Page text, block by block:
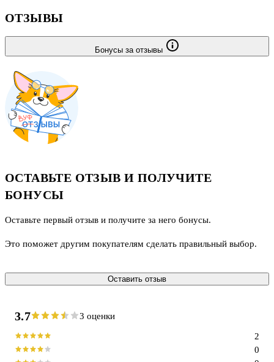
ОТЗЫВЫ
Бонусы за отзывы
ОСТАВЬТЕ ОТЗЫВ И ПОЛУЧИТЕ
БОНУСЫ
Оставьте первый отзыв и получите за него бонусы.
Это поможет другим покупателям сделать правильный выбор.
Оставить отзыв
3.7 3 оценки
0
2